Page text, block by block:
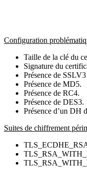
Configuration
Taille de la clé du
Signature du
Présence de SSLV3
Présence de MD5.
Présence de RC4.
Présence de DES3.
Présence d’un DH
Suites de chiffrement